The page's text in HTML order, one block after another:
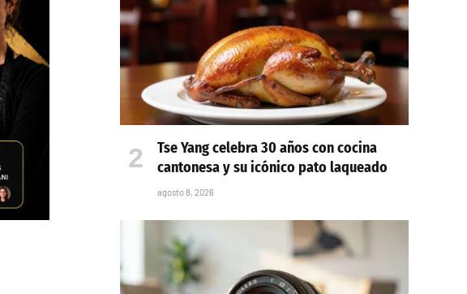
Tse Yang celebra 30 años con cocina
cantonesa y su icónico pato laqueado
agosto 8, 2026